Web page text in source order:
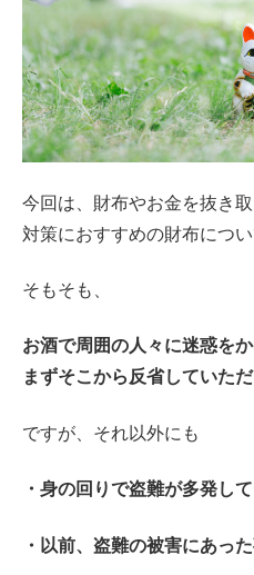
今回は、財布やお金を抜き
対策におすすめの財布につ
そもそも、
お酒で周囲の人々に迷惑を
まずそこから反省していた
ですが、それ以外にも
・身の回りで盗難が多発し
・以前、盗難の被害にあっ